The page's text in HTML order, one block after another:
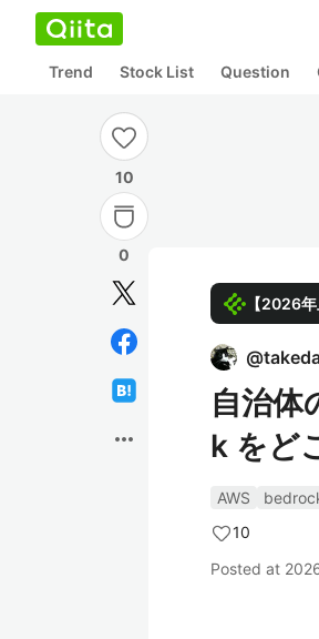
Trend Stock List Question
10
0
more_horiz
【2026
@
自治体
k をど
AWS
10
Posted at